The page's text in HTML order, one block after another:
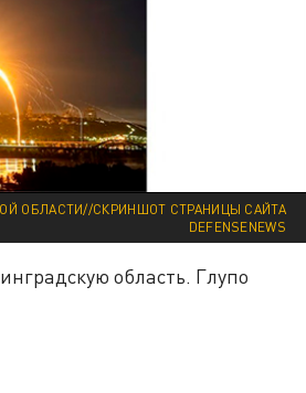
ОБЛАСТИ//СКРИНШОТ СТРАНИЦЫ САЙТА
DEFENSENEWS
область. Глупо